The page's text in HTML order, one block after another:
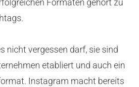
Formaten gehört zu
nicht vergessen darf, sie sind
etabliert und auch ein
Instagram macht bereits